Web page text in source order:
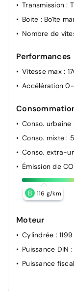
Transmission:
Boite : Boîte
Nombre de
Performances
Vitesse max :
Accélération
Conso. urbaine
Conso. mixte:
Conso. extra-
Émission de
B 116 g/km
Moteur
Cylindrée :
Puissance DIN
Puissance